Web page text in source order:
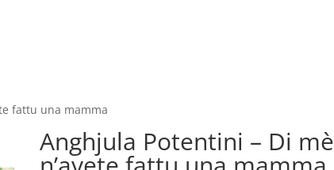
fattu una mamma
Anghjula Potentini – Di mè